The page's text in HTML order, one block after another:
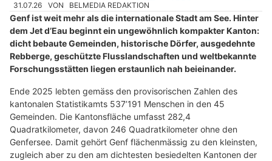
31.07.26 VON BELMEDIA REDAKTION
Genf ist weit mehr als die internationale Stadt am See. Hinter
dem Jet d’Eau beginnt ein ungewöhnlich kompakter Kanton:
dicht bebaute Gemeinden, historische Dörfer, ausgedehnte
Rebberge, geschützte Flusslandschaften und weltbekannte
Forschungsstätten liegen erstaunlich nah beieinander.
Ende 2025 lebten gemäss den provisorischen Zahlen des
kantonalen Statistikamts 537’191 Menschen in den 45
Gemeinden. Die Kantonsfläche umfasst 282,4
Quadratkilometer, davon 246 Quadratkilometer ohne den
Genfersee. Damit gehört Genf flächenmässig zu den kleinsten,
zugleich aber zu den am dichtesten besiedelten Kantonen der